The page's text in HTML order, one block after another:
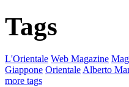
Tags
L'Orientale Web Magazine
Giappone Orientale Alberto
more tags